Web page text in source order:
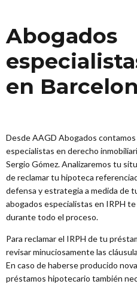
Abogados
en
Desde AAGD Abogados
especialistas en derecho
Sergio Gómez. Analizaremos tu
de reclamar tu hipoteca
defensa y estrategia a medida de
abogados especialistas en IRPH
durante todo el proceso.
Para reclamar el IRPH de tu
revisar minuciosamente las
En caso de haberse producido
préstamos hipotecario también